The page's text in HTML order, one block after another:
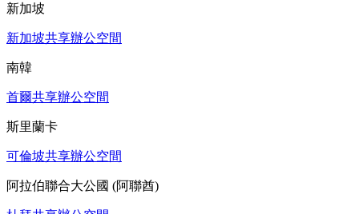
新加坡
新加坡共享辦公空間
南韓
首爾共享辦公空間
斯里蘭卡
可倫坡共享辦公空間
阿拉伯聯合大公國 (阿聯酋)